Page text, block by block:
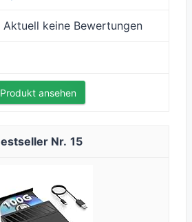
Aktuell keine Bewertungen
Produkt ansehen
15